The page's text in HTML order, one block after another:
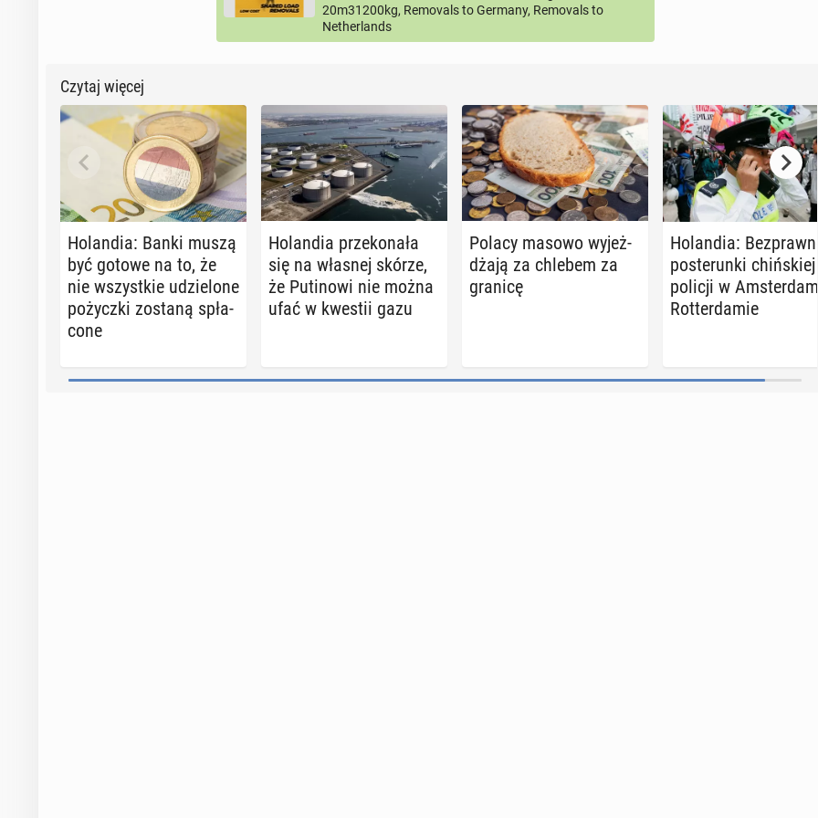
20m31200kg, Removals to Germany, Removals to
Netherlands
Czytaj więcej
Ho­lan­dia: Banki muszą
być gotowe na to, że
nie wszyst­kie udzie­lo­ne
po­życz­ki zostaną spła­
co­ne
Ho­lan­dia prze­ko­na­ła
się na własnej skórze,
że Pu­ti­no­wi nie można
ufać w kwestii gazu
Polacy masowo wy­jeż­
dża­ją za chlebem za
granicę
Ho­lan­dia: Bez­praw­ne
po­ste­run­ki chiń­skiej
policji w
Rot­ter­da­mie